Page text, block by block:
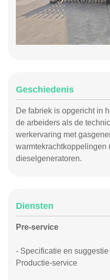
Geschiedenis
De fabriek is opgericht in
de arbeiders als de
werkervaring met
warmtekrachtkoppelingen
dieselgeneratoren.
Diensten
Pre-service
- Specificatie en
Productie-service